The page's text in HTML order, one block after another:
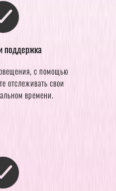
поддержка
с помощью
отслеживать свои
времени.